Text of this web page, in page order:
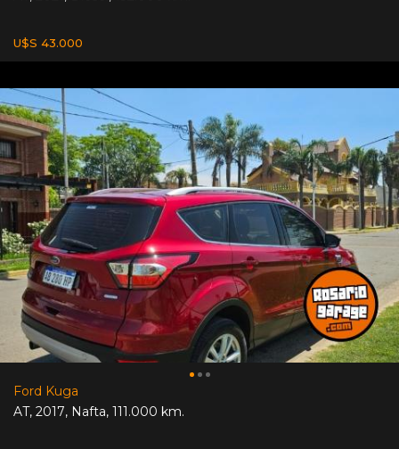
U$S 43.000
Ford Kuga
AT, 2017, Nafta, 111.000 km.